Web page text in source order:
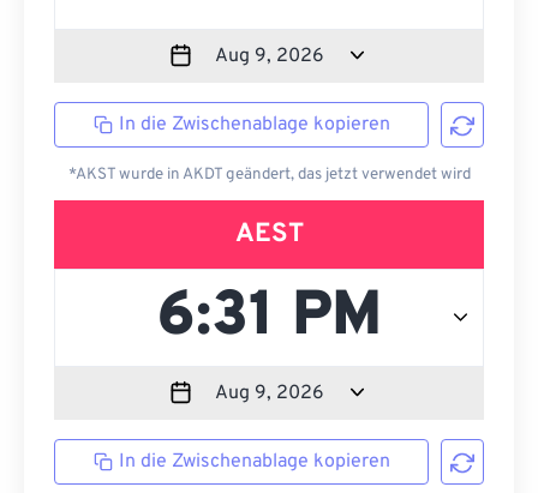
In die Zwischenablage kopieren
*AKST wurde in AKDT geändert, das jetzt verwendet wird
AEST
In die Zwischenablage kopieren